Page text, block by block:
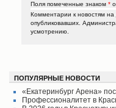
Поля помеченные знаком *
Комментарии к новостям
опубликовавших.
усмотрению.
ПОПУЛЯРНЫЕ НОВОСТИ
«Екатеринбург Арена»
Профессионалитет в